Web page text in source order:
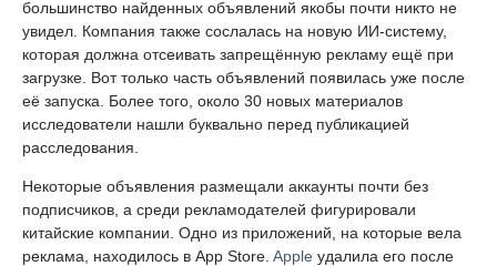
большинство найденных объявлений якобы почти никто не
увидел. Компания также сослалась на новую ИИ-систему,
которая должна отсеивать запрещённую рекламу ещё при
загрузке. Вот только часть объявлений появилась уже после
её запуска. Более того, около 30 новых материалов
исследователи нашли буквально перед публикацией
расследования.
Некоторые объявления размещали аккаунты почти без
подписчиков, а среди рекламодателей фигурировали
китайские компании. Одно из приложений, на которые вела
реклама, находилось в App Store. Apple удалила его после